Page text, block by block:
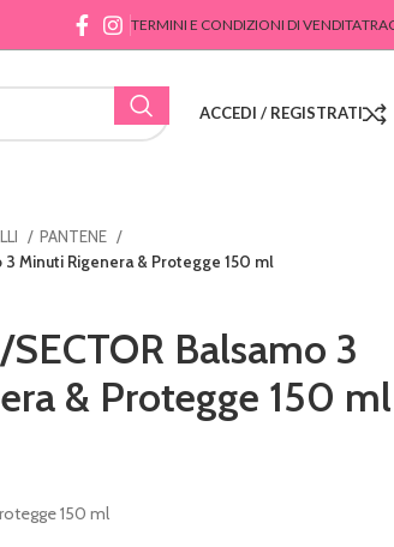
TERMINI E CONDIZIONI DI VENDITA
ACCEDI / REGISTRATI
PANTENE
3 Minuti Rigenera & Protegge 150 ml
SECTOR Balsamo 3
& Protegge 150 ml
150 ml